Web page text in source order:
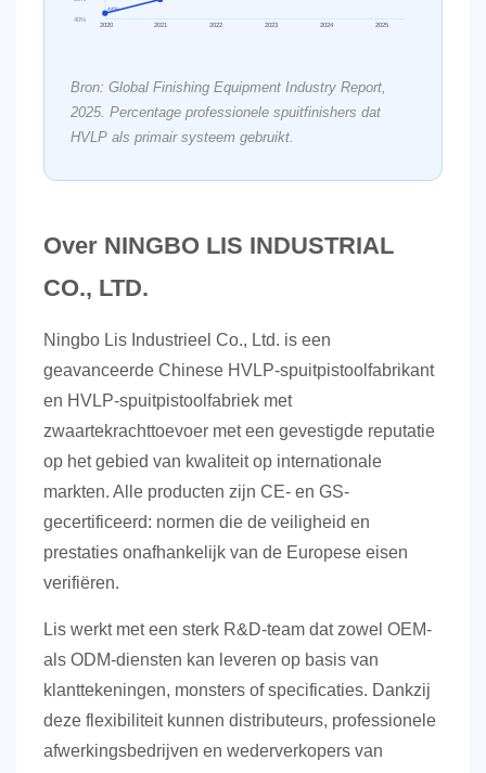
40%
2020 2021 2022 2023 2024 2025
44%
Bron: Global Finishing Equipment Industry Report,
2025. Percentage professionele spuitfinishers dat
HVLP als primair systeem gebruikt.
Over NINGBO LIS INDUSTRIAL
CO., LTD.
Ningbo Lis Industrieel Co., Ltd. is een
geavanceerde Chinese HVLP-spuitpistoolfabrikant
en HVLP-spuitpistoolfabriek met
zwaartekrachttoevoer met een gevestigde reputatie
op het gebied van kwaliteit op internationale
markten. Alle producten zijn CE- en GS-
gecertificeerd: normen die de veiligheid en
prestaties onafhankelijk van de Europese eisen
verifiëren.
Lis werkt met een sterk R&D-team dat zowel OEM-
als ODM-diensten kan leveren op basis van
klanttekeningen, monsters of specificaties. Dankzij
deze flexibiliteit kunnen distributeurs, professionele
afwerkingsbedrijven en wederverkopers van